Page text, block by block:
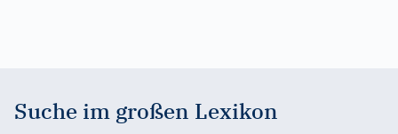
Suche im großen Lexikon